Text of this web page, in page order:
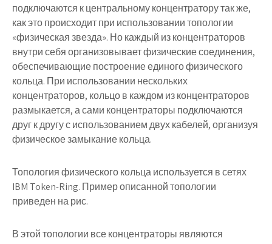
подключаются к центральному концентратору так же,
как это происходит при использовании топологии
«физическая звезда». Но каждый из концентраторов
внутри себя организовывает физические соединения,
обеспечивающие построение единого физического
кольца. При использовании нескольких
концентраторов, кольцо в каждом из концентраторов
размыкается, а сами концентраторы подключаются
друг к другу с использованием двух кабелей, организуя
физическое замыкание кольца.
Топология физического кольца используется в сетях
IBM Token-Ring. Пример описанной топологии
приведен на рис.
В этой топологии все концентраторы являются